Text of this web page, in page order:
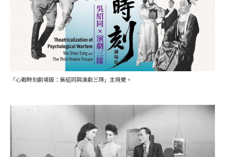
「心戰時刻劇場版：吳紹同與演劇三隊」主視覺。